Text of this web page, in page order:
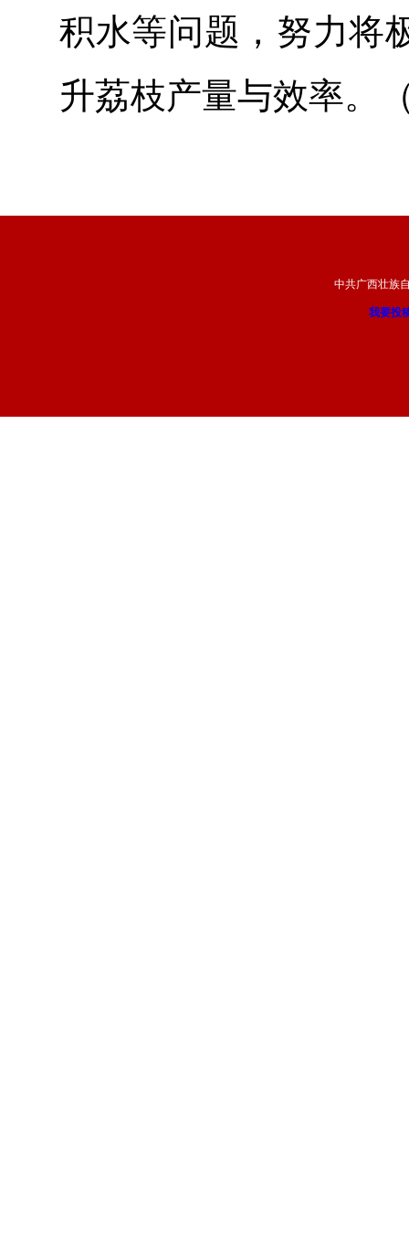
积水等问题，努力将
升荔枝产量与效率。
中共广西壮族
我要投